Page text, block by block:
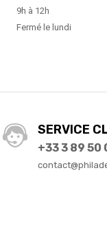
9h à 12h
Fermé le lundi
SERVICE
+33 3 89 50